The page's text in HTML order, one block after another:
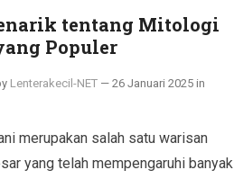
tentang Mitologi
Populer
Lenterakecil-NET — 26 Januari 2025 in
merupakan salah satu warisan
yang telah mempengaruhi banyak